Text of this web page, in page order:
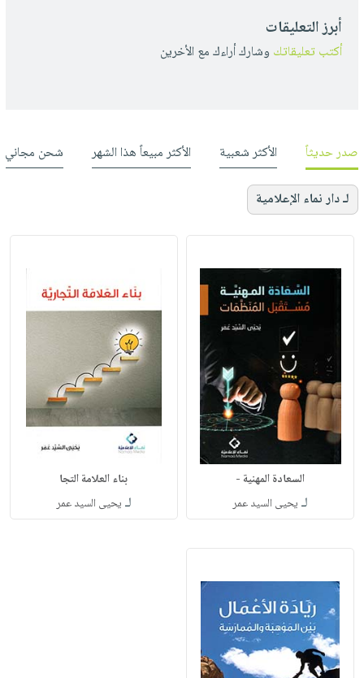
أبرز التعليقات
أكتب تعليقاتك وشارك أراءك مع الأخرين
صدر حديثاً الأكثر شعبية الأكثر مبيعاً هذا الشهر شحن مجاني
لـ دار نماء الإعلامية
السعادة المهنية -
لـ يحيى السيد عمر
بناء العلامة التجا
لـ يحيى السيد عمر